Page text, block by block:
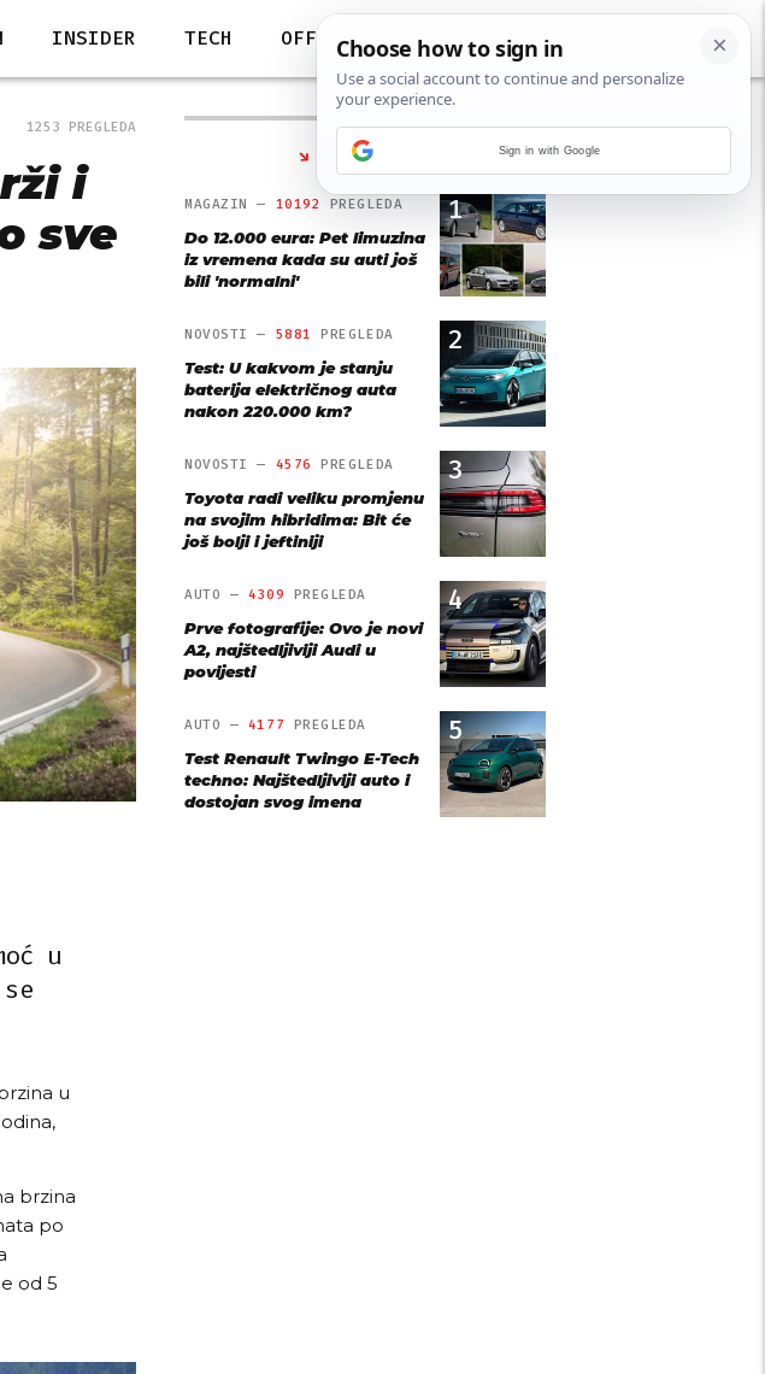
INSIDER TECH OFF
1253 PREGLEDA
i
sve
u
u
brzina
po
od 5
NAJČITANIJE
1
MAGAZIN — 10192 PREGLEDA
Do 12.000 eura: Pet limuzina
iz vremena kada su auti još
bili 'normalni'
2
NOVOSTI — 5881 PREGLEDA
Test: U kakvom je stanju
baterija električnog auta
nakon 220.000 km?
3
NOVOSTI — 4576 PREGLEDA
Toyota radi veliku promjenu
na svojim hibridima: Bit će
još bolji i jeftiniji
4
AUTO — 4309 PREGLEDA
Prve fotografije: Ovo je novi
A2, najštedljiviji Audi u
povijesti
5
AUTO — 4177 PREGLEDA
Test Renault Twingo E-Tech
techno: Najštedljiviji auto i
dostojan svog imena
Sign in with Google